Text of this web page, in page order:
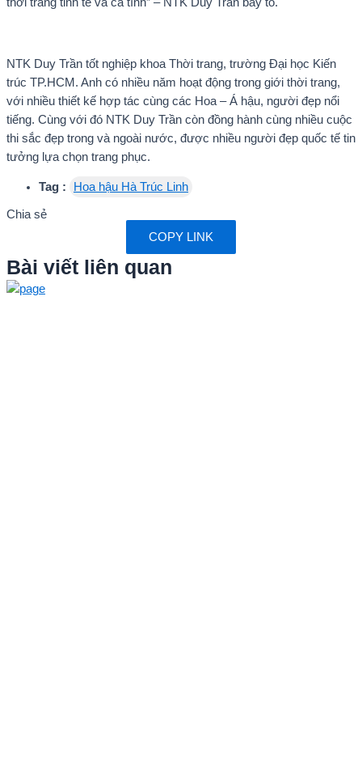
thời trang tinh tế và cá tính” – NTK Duy Trần bày tỏ.
NTK Duy Trần tốt nghiệp khoa Thời trang, trường Đại học Kiến
trúc TP.HCM. Anh có nhiều năm hoạt động trong giới thời trang,
với nhiều thiết kế hợp tác cùng các Hoa – Á hậu, người đẹp nổi
tiếng. Cùng với đó NTK Duy Trần còn đồng hành cùng nhiều cuộc
thi sắc đẹp trong và ngoài nước, được nhiều người đẹp quốc tế tin
tưởng lựa chọn trang phục.
Tag : Hoa hậu Hà Trúc Linh
Chia sẻ
COPY LINK
Bài viết liên quan